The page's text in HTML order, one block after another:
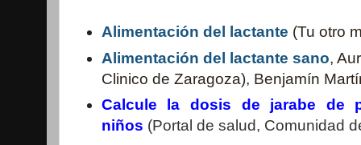
Alimentación del lactante (Tu otro
Alimentación del lactante sano,
Clinico de Zaragoza), Benjamín
Calcule la dosis de jarabe de
niños (Portal de salud, Comunidad